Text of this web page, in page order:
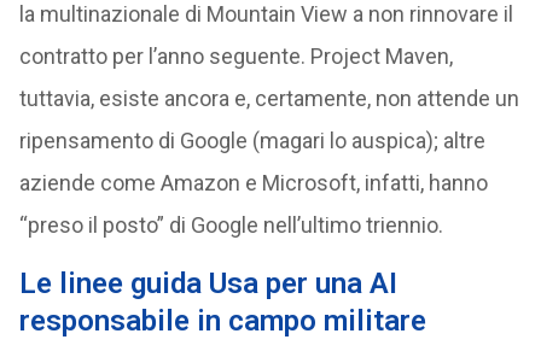
la multinazionale di Mountain View a non rinnovare il
contratto per l’anno seguente. Project Maven,
tuttavia, esiste ancora e, certamente, non attende un
ripensamento di Google (magari lo auspica); altre
aziende come Amazon e Microsoft, infatti, hanno
“preso il posto” di Google nell’ultimo triennio.
Le linee guida Usa per una AI
responsabile in campo militare